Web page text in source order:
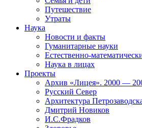
Путешествие
Утраты
Наука
Новости и факты
Гуманитарные науки
Естественно-
Наука в лицах
Проекты
Архив «Лицея». 2000 —
Русский Север
Архитектура
Дмитрий Новиков
И.С.Фрадков